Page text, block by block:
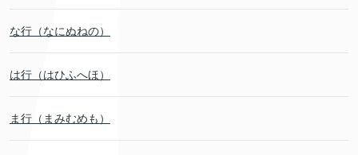
な行（なにぬねの）
は行（はひふへほ）
ま行（まみむめも）